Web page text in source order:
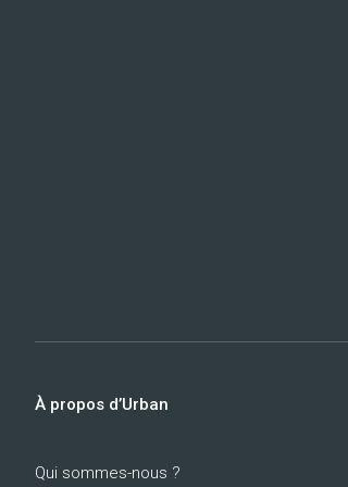
À propos d’Urban
Qui sommes-nous ?